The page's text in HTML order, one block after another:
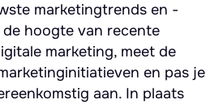
marketingtrends en -
hoogte van recente
marketing, meet de
en pas je
aan. In plaats